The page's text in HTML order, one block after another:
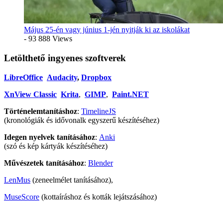
Május 25-én vagy június 1-jén nyitják ki az iskolákat
- 93 888 Views
Letölthető ingyenes szoftverek
LibreOffice Audacity, Dropbox
XnView Classic Krita, GIMP, Paint.NET
Történelemtanításhoz: TimelineJS
(kronológiák és idővonalk egyszerű készítéséhez)
Idegen nyelvek tanításához: Anki
(szó és kép kártyák készítéséhez)
Művészetek tanításához: Blender
LenMus (zeneelmélet tanításához),
MuseScore (kottaíráshoz és kották lejátszásához)